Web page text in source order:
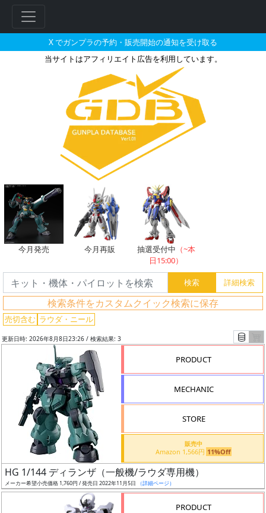
X でガンプラの予約・販売開始の通知を受け取る
当サイトはアフィリエイト広告を利用しています。
ラウダ・ニールが搭乗した機体
今月発売 今月再販 抽選受付中 （~本
日15:00）
検索条件をカスタムクイック検索に保存
売切含む ラウダ・ニール
リ
ー
ー
ド
索
グ
レ
更新日時: 2026年8月8日23:26 / 検索結果: 3
PRODUCT
MECHANIC
STORE
販売中
Amazon 1,566円 11%Off
HG 1/144 ディランザ（一般機/ラウダ専用機）
メーカー希望小売価格 1,760円 / 発売日 2022年11月5日 （詳細ページ）
PRODUCT